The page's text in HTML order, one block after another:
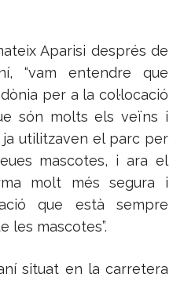
Aparisi després de
“vam entendre que
per a la col·locació
són molts els veïns i
utilitzaven el parc per
mascotes, i ara el
molt més segura i
que està sempre
les mascotes”.
situat en la carretera